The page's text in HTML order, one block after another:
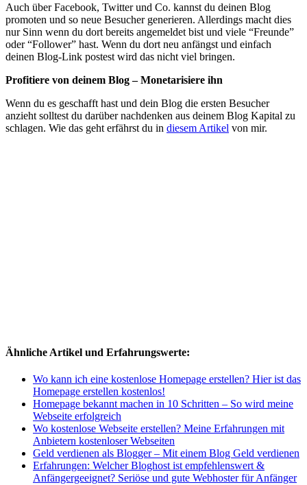
Auch über Facebook, Twitter und Co. kannst du deinen Blog
promoten und so neue Besucher generieren. Allerdings macht dies
nur Sinn wenn du dort bereits angemeldet bist und viele “Freunde”
oder “Follower” hast. Wenn du dort neu anfängst und einfach
deinen Blog-Link postest wird das nicht viel bringen.
Profitiere von deinem Blog – Monetarisiere ihn
Wenn du es geschafft hast und dein Blog die ersten Besucher
anzieht solltest du darüber nachdenken aus deinem Blog Kapital zu
schlagen. Wie das geht erfährst du in diesem Artikel von mir.
Ähnliche Artikel und Erfahrungswerte:
Wo kann ich eine kostenlose Homepage erstellen? Hier ist das
Homepage erstellen kostenlos!
Homepage bekannt machen in 10 Schritten – So wird meine
Webseite erfolgreich
Wo kostenlose Webseite erstellen? Meine Erfahrungen mit
Anbietern kostenloser Webseiten
Geld verdienen als Blogger – Mit einem Blog Geld verdienen
Erfahrungen: Welcher Bloghost ist empfehlenswert &
Anfängergeeignet? Seriöse und gute Webhoster für Anfänger